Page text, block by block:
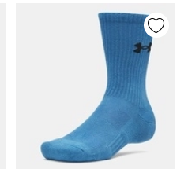
Hızlı sipariş takibi.
Kayıt Ol